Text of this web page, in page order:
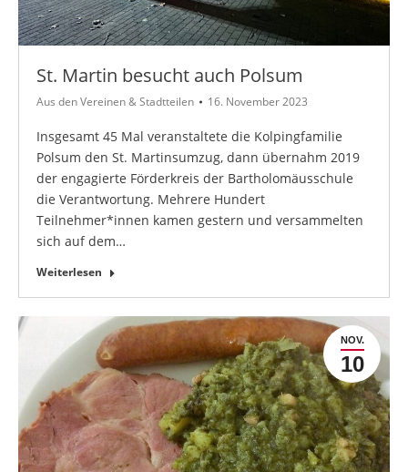
St. Martin besucht auch Polsum
Aus den Vereinen & Stadtteilen 16. November 2023
Insgesamt 45 Mal veranstaltete die Kolpingfamilie
Polsum den St. Martinsumzug, dann übernahm 2019
der engagierte Förderkreis der Bartholomäusschule
die Verantwortung. Mehrere Hundert
Teilnehmer*innen kamen gestern und versammelten
sich auf dem…
Weiterlesen
NOV.
10